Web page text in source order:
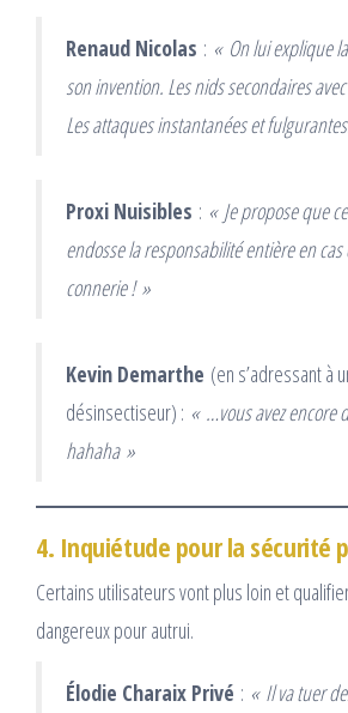
Renaud Nicolas : « On lui explique
son invention. Les nids secondaires
Les attaques instantanées et
Proxi Nuisibles : « Je propose que
endosse la responsabilité entière en cas
connerie ! »
Kevin Demarthe (en s’adressant à
désinsectiseur) : « …vous avez encore
hahaha »
4. Inquiétude pour la sécurité
Certains utilisateurs vont plus loin et
dangereux pour autrui.
Élodie Charaix Privé : « Il va tuer